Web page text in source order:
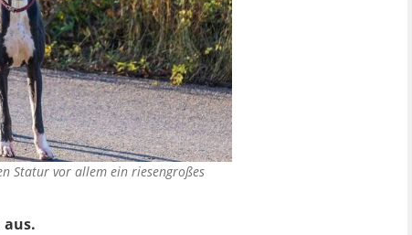
Statur vor allem ein riesengroßes